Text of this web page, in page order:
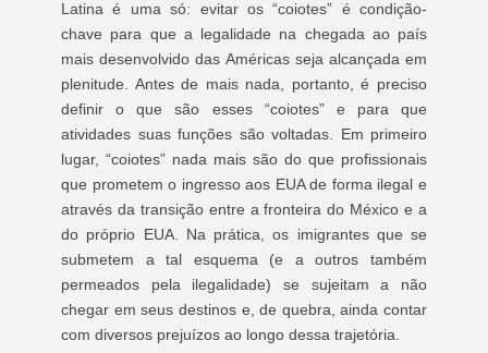
Latina é uma só: evitar os “coiotes” é condição-
chave para que a legalidade na chegada ao país
mais desenvolvido das Américas seja alcançada em
plenitude. Antes de mais nada, portanto, é preciso
definir o que são esses “coiotes” e para que
atividades suas funções são voltadas. Em primeiro
lugar, “coiotes” nada mais são do que profissionais
que prometem o ingresso aos EUA de forma ilegal e
através da transição entre a fronteira do México e a
do próprio EUA. Na prática, os imigrantes que se
submetem a tal esquema (e a outros também
permeados pela ilegalidade) se sujeitam a não
chegar em seus destinos e, de quebra, ainda contar
com diversos prejuízos ao longo dessa trajetória.